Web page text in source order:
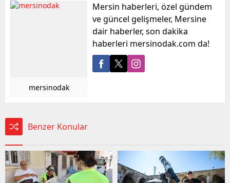
mersinodak
Mersin haberleri, özel gündem
ve güncel gelişmeler, Mersine
dair haberler, son dakika
haberleri mersinodak.com da!
Benzer Konular